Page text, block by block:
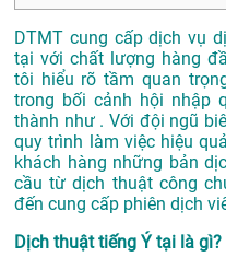
DTMT cung cấp dịch vụ
tại với chất lượng hàng
tôi hiểu rõ tầm quan
trong bối cảnh hội nhập
thành như . Với đội ngũ
quy trình làm việc hiệu
khách hàng những bản
cầu từ dịch thuật công
đến cung cấp phiên dịch
Dịch thuật tiếng Ý tại là gì?